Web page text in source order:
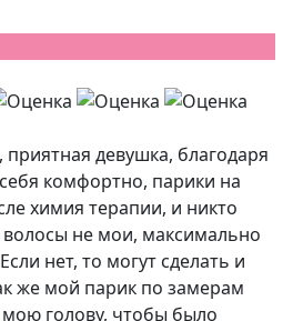
девушка, благодаря
комфортно, парики на
химия терапии, и никто
не мои, максимально
нет, то могут сделать и
же мой парик по замерам
голову, чтобы было